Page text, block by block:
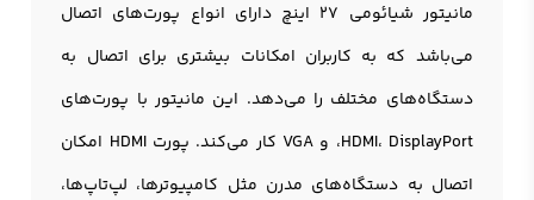
مانیتور شیائومی 27 اینچ دارای انواع پورت‌های اتصال
می‌باشد که به کاربران امکانات بیشتری برای اتصال به
دستگاه‌های مختلف را می‌دهد. این مانيتور با پورت‌های
HDMI، DisplayPort، و VGA کار می‌کند. پورت HDMI امکان
اتصال به دستگاه‌های مدرن مثل کامپیوترها، لپ‌تاپ‌ها،